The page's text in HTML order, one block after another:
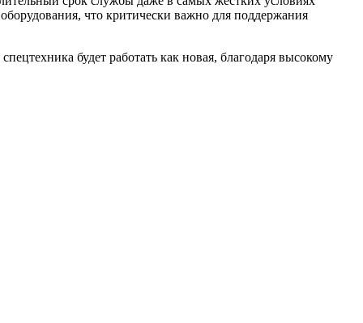
что критически важно для поддержания
будет работать как новая, благодаря высокому